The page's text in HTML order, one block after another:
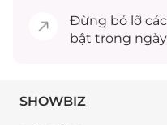
Đừng bỏ lỡ
bật trong ngày
SHOWBIZ